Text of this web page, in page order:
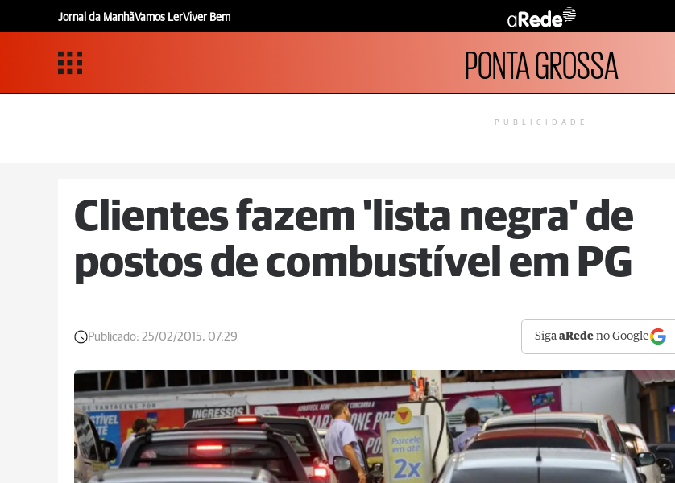
Jornal da ManhãVamos LerViver Bem
PONTA GROSSA
PUBLICIDADE
Clientes fazem 'lista negra' de
postos de combustível em PG
Publicado: 25/02/2015, 07:29 SigaaRede no Google